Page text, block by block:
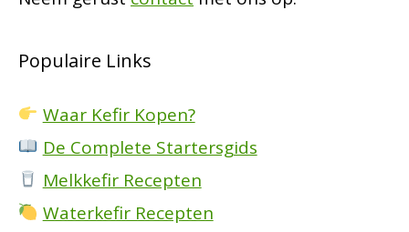
Populaire Links
Waar Kefir Kopen?
De Complete Startersgids
Melkkefir Recepten
Waterkefir Recepten